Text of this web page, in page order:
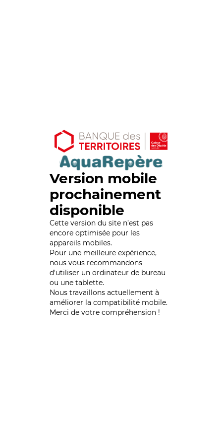
Version mobile
prochainement
disponible
Cette version du site n’est pas
encore optimisée pour les
appareils mobiles.
Pour une meilleure expérience,
nous vous recommandons
d'utiliser un ordinateur de bureau
ou une tablette.
Nous travaillons actuellement à
améliorer la compatibilité mobile.
Merci de votre compréhension !